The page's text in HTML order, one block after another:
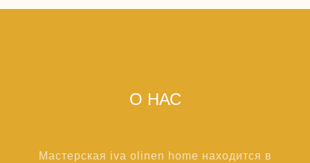
О НАС
Мастерская iva olinen home находится в